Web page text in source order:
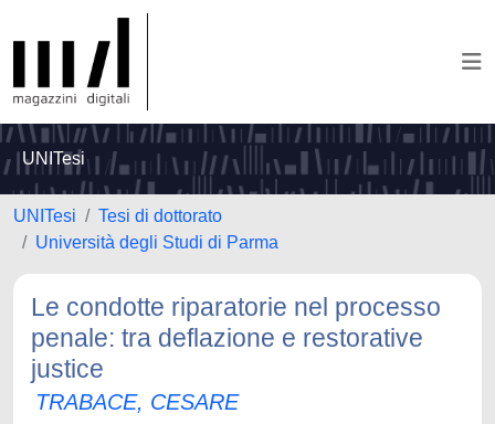
UNITesi
UNITesi
Tesi di dottorato
Università degli Studi di Parma
Le condotte riparatorie nel processo
penale: tra deflazione e restorative
justice
TRABACE, CESARE